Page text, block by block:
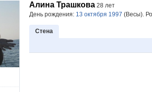
Алина Трашкова 28 лет
День рождения: 13 октября 1997 (Весы).
Стена